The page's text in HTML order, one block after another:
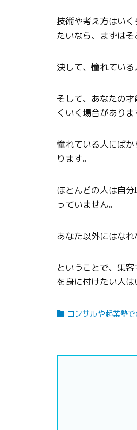
技術や考え方はい
たいなら、まずはそ
決して、憧れている
そして、あなたの
くいく場合がありま
憧れている人にば
ります。
ほとんどの人は自
っていません。
あなた以外にはな
ということで、集
を身に付けたい人は
コンサルや起業塾